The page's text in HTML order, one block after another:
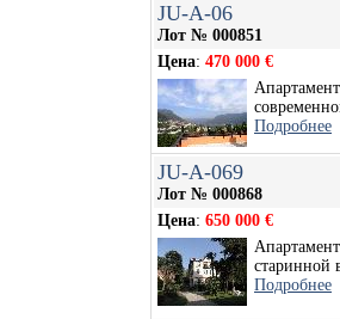
JU-A-06
Лот № 000851
Цена: 470 000 €
Подробнее
JU-A-069
Лот № 000868
Цена: 650 000 €
старинной
Подробнее